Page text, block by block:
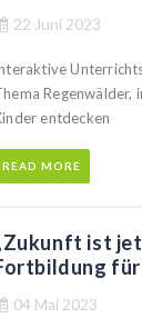
22 Juni 2023
Regenwälder,
entdecken
READ MORE
ist
für
04 Mai 2023